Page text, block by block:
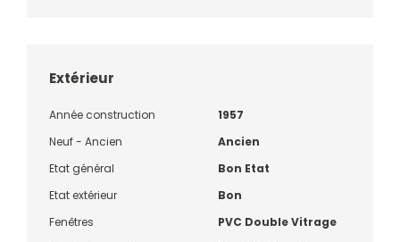
Extérieur
Année construction
1957
Neuf - Ancien
Ancien
Etat général
Bon Etat
Etat extérieur
Bon
Fenêtres
PVC Double Vitrage